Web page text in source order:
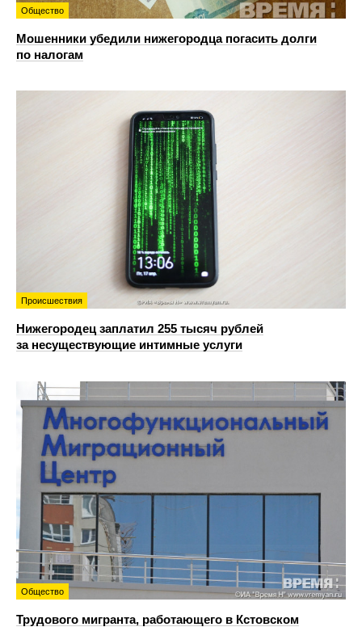
Общество
Мошенники убедили нижегородца погасить долги
по налогам
Происшествия
Нижегородец заплатил 255 тысяч рублей
за несуществующие интимные услуги
Общество
Трудового мигранта, работающего в Кстовском